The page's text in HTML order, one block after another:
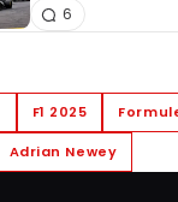
6
F1 2025
Adrian Newey